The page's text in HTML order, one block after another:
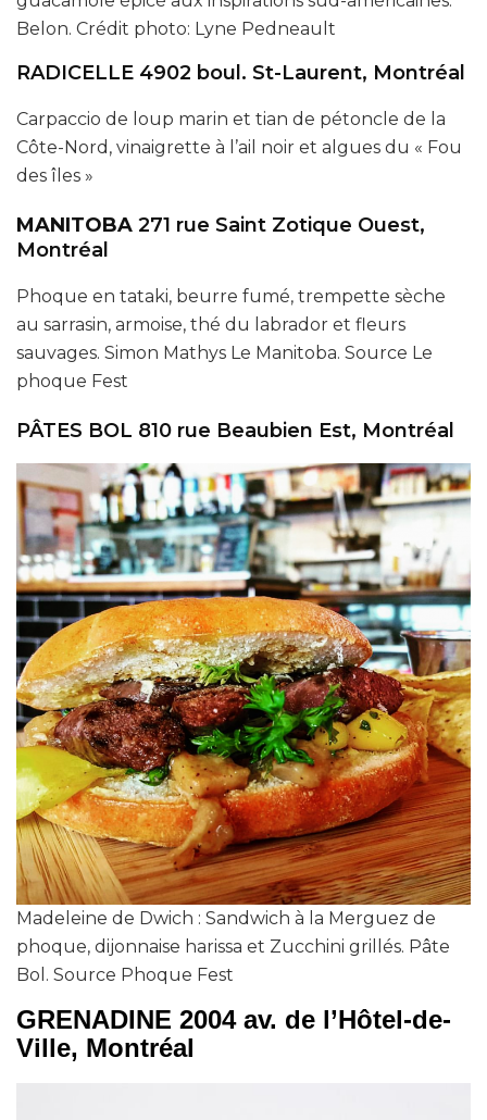
Belon. Crédit photo: Lyne Pedneault
RADICELLE 4902 boul. St-Laurent, Montréal
Carpaccio de loup marin et tian de pétoncle de la
Côte-Nord, vinaigrette à l’ail noir et algues du « Fou
des îles »
MANITOBA 271 rue Saint Zotique Ouest,
Montréal
Phoque en tataki, beurre fumé, trempette sèche
au sarrasin, armoise, thé du labrador et fleurs
sauvages. Simon Mathys Le Manitoba. Source Le
phoque Fest
PÂTES BOL 810 rue Beaubien Est, Montréal
Madeleine de Dwich : Sandwich à la Merguez de
phoque, dijonnaise harissa et Zucchini grillés. Pâte
Bol. Source Phoque Fest
GRENADINE 2004 av. de l’Hôtel-de-
Ville, Montréal